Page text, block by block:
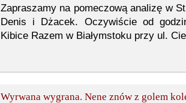
Zapraszamy na pomeczową analizę w
Denis i Dżacek. Oczywiście od
Kibice Razem w Białymstoku przy ul.
Wyrwana wygrana. Nene znów z golem